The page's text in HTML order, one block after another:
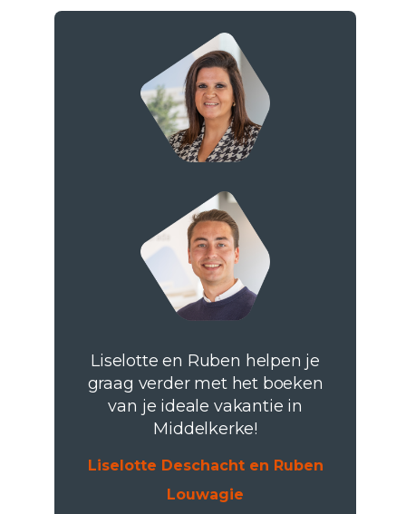
Liselotte en Ruben helpen je
graag verder met het boeken
van je ideale vakantie in
Middelkerke!
Liselotte Deschacht en Ruben
Louwagie